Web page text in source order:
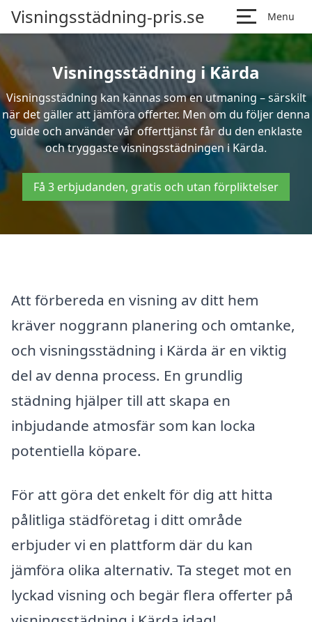
Visningsstädning-pris.se Menu
Visningsstädning i Kärda
Visningsstädning kan kännas som en utmaning – särskilt
när det gäller att jämföra offerter. Men om du följer denna
guide och använder vår offerttjänst får du den enklaste
och tryggaste visningsstädningen i Kärda.
Få 3 erbjudanden, gratis och utan förpliktelser
Att förbereda en visning av ditt hem
kräver noggrann planering och omtanke,
och visningsstädning i Kärda är en viktig
del av denna process. En grundlig
städning hjälper till att skapa en
inbjudande atmosfär som kan locka
potentiella köpare.
För att göra det enkelt för dig att hitta
pålitliga städföretag i ditt område
erbjuder vi en plattform där du kan
jämföra olika alternativ. Ta steget mot en
lyckad visning och begär flera offerter på